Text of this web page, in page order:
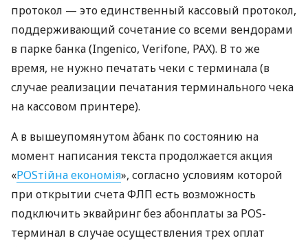
протокол — это единственный кассовый протокол,
поддерживающий сочетание со всеми вендорами
в парке банка (Ingenico, Verifone, PAX). В то же
время, не нужно печатать чеки с терминала (в
случае реализации печатания терминального чека
на кассовом принтере).
А в вышеупомянутом àбанк по состоянию на
момент написания текста продолжается акция
«POSтійна економія», согласно условиям которой
при открытии счета ФЛП есть возможность
подключить эквайринг без абонплаты за POS-
терминал в случае осуществления трех оплат